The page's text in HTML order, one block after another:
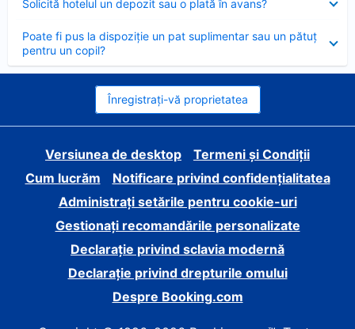
Solicită hotelul un depozit sau o plată în avans?
închis
Poate fi pus la dispoziție un pat suplimentar sau un pătuț
pentru un copil?
închis
Înregistrați-vă proprietatea
Versiunea de desktop
Termeni și Condiții
Cum lucrăm
Notificare privind confidențialitatea
Administrați setările pentru cookie-uri
Gestionați recomandările personalizate
Declarație privind sclavia modernă
Declarație privind drepturile omului
Despre Booking.com